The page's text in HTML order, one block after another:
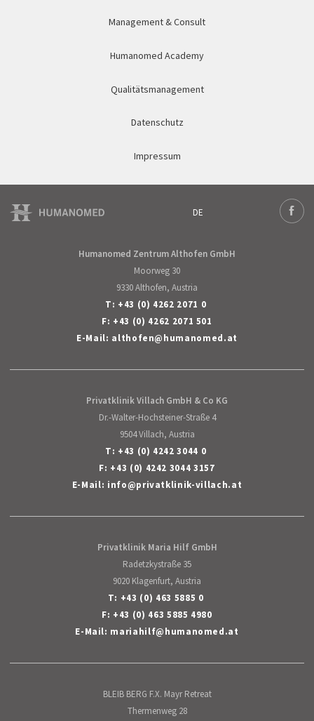
Management & Consult
Humanomed Academy
Qualitätsmanagement
Datenschutz
Impressum
DE
Deutsch
Humanomed Zentrum Althofen GmbH
Moorweg 30
9330 Althofen, Austria
T: +43 (0) 4262 2071 0
F: +43 (0) 4262 2071 501
E-Mail: althofen@humanomed.at
Privatklinik Villach GmbH & Co KG
Dr.-Walter-Hochsteiner-Straße 4
9504 Villach, Austria
T: +43 (0) 4242 3044 0
F: +43 (0) 4242 3044 3157
E-Mail: info@privatklinik-villach.at
Privatklinik Maria Hilf GmbH
Radetzkystraße 35
9020 Klagenfurt, Austria
T: +43 (0) 463 5885 0
F: +43 (0) 463 5885 4980
E-Mail: mariahilf@humanomed.at
BLEIB BERG F.X. Mayr Retreat
Thermenweg 28